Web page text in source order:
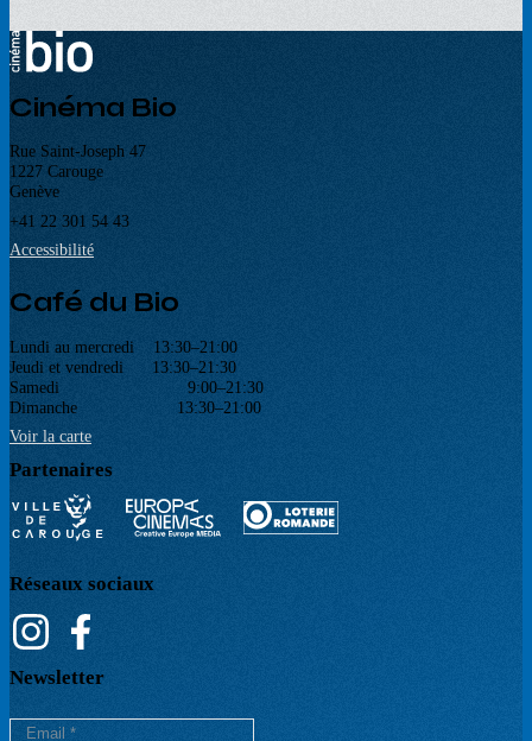
Cinéma Bio
Rue Saint-Joseph 47
1227 Carouge
Genève
+41 22 301 54 43
Accessibilité
Café du Bio
Lundi au mercredi 13:30–21:00
Jeudi et vendredi 13:30–21:30
Samedi 9:00–21:30
Dimanche 13:30–21:00
Voir la carte
Partenaires
Réseaux sociaux
Newsletter